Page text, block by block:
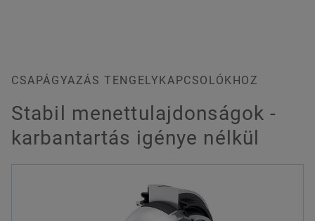
CSAPÁGYAZÁS TENGELYKAPCSOLÓKHOZ
Stabil menettulajdonságok -
karbantartás igénye nélkül